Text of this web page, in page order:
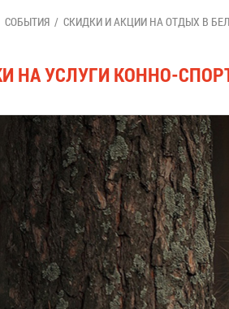
СОБЫТИЯ СКИДКИ И АКЦИИ НА ОТДЫХ В
НА УСЛУГИ КОННО-